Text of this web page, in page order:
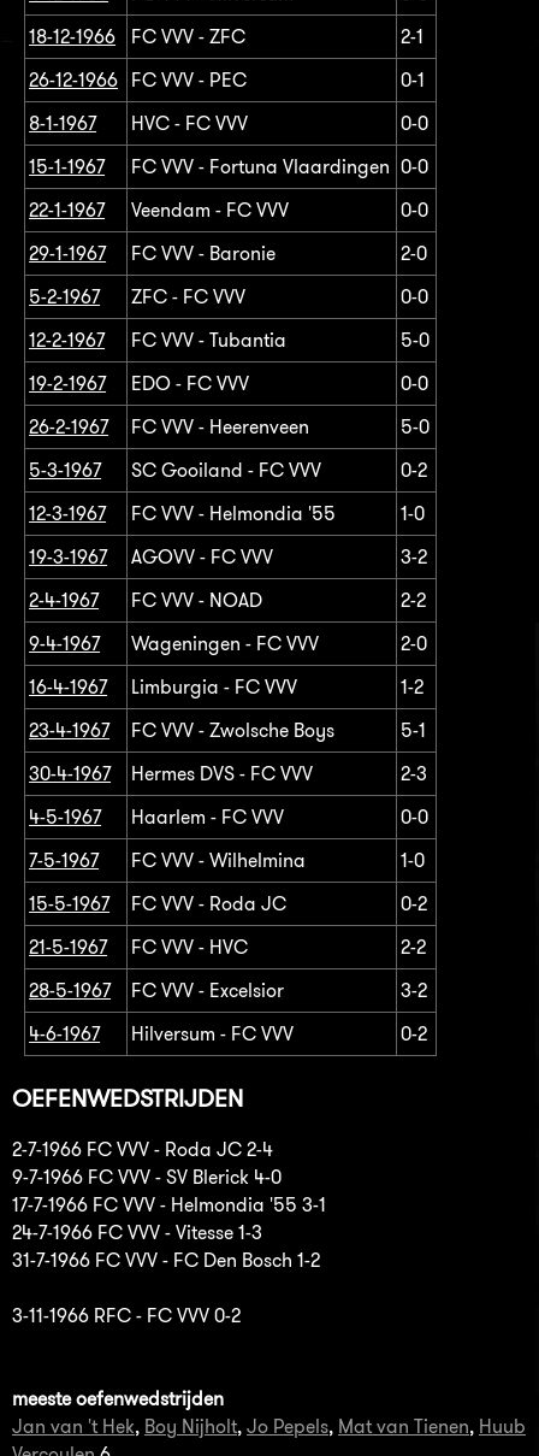
18-12-1966
FC VVV - ZFC
2-1
26-12-1966
FC VVV - PEC
0-1
8-1-1967
HVC - FC VVV
0-0
15-1-1967
FC VVV - Fortuna Vlaardingen 0-0
22-1-1967
Veendam - FC VVV
0-0
29-1-1967
FC VVV - Baronie
2-0
5-2-1967
ZFC - FC VVV
0-0
12-2-1967
FC VVV - Tubantia
5-0
19-2-1967
EDO - FC VVV
0-0
26-2-1967
FC VVV - Heerenveen
5-0
5-3-1967
SC Gooiland - FC VVV
0-2
12-3-1967
FC VVV - Helmondia '55
1-0
19-3-1967
AGOVV - FC VVV
3-2
2-4-1967
FC VVV - NOAD
2-2
9-4-1967
Wageningen - FC VVV
2-0
16-4-1967
Limburgia - FC VVV
1-2
23-4-1967
FC VVV - Zwolsche Boys
5-1
30-4-1967
Hermes DVS - FC VVV
2-3
4-5-1967
Haarlem - FC VVV
0-0
7-5-1967
FC VVV - Wilhelmina
1-0
15-5-1967
FC VVV - Roda JC
0-2
21-5-1967
FC VVV - HVC
2-2
28-5-1967
FC VVV - Excelsior
3-2
4-6-1967
Hilversum - FC VVV 0-2
OEFENWEDSTRIJDEN
2-7-1966 FC VVV - Roda JC 2-4
9-7-1966 FC VVV - SV Blerick 4-0
17-7-1966 FC VVV - Helmondia '55 3-1
24-7-1966 FC VVV - Vitesse 1-3
31-7-1966 FC VVV - FC Den Bosch 1-2
3-11-1966 RFC - FC VVV 0-2
meeste oefenwedstrijden
Jan van 't Hek, Boy Nijholt, Jo Pepels, Mat van Tienen, Huub